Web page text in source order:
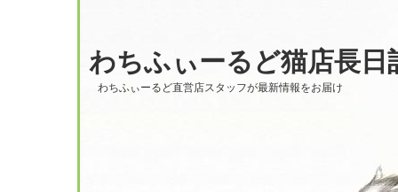
わちふぃーるど猫店長日
わちふぃーるど直営店スタッフが最新情報をお届け